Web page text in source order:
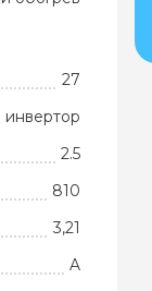
27
2.5
810
3,21
A